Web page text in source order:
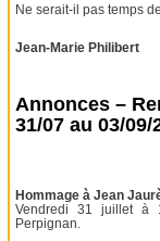
Ne serait-il pas temps
Jean-Marie Philibert
Annonces –
31/07 au 03/09/
Hommage à Jean
Vendredi 31 juillet à
Perpignan.